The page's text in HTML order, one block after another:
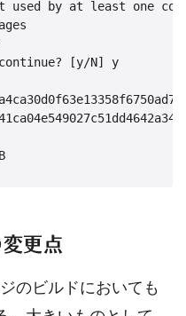
used by at least one
[y/N] y
更点
のビルドにおいても